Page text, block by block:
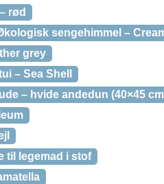
rød
sengehimmel –
grey
– Sea Shell
– hvide andedun (40×45
til legemad i stof